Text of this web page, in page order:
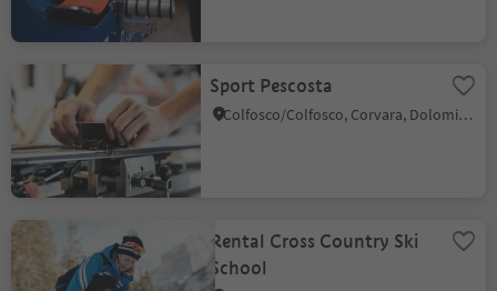
Sport Pescosta
Colfosco/Colfosco, Corvara, Dolomites Region Alta Badia
Rental Cross Country Ski
School